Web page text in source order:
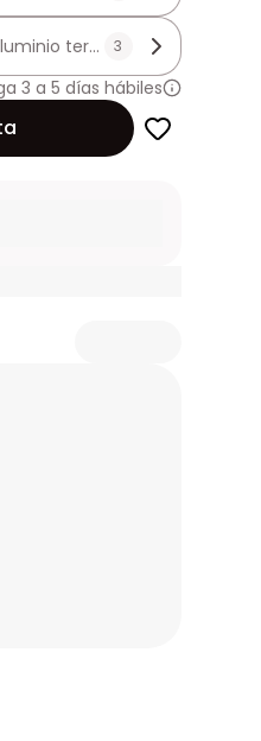
termolacado negro -
3
3 a 5 días hábiles